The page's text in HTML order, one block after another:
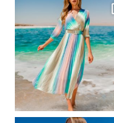
ebutikpl
Сер 31